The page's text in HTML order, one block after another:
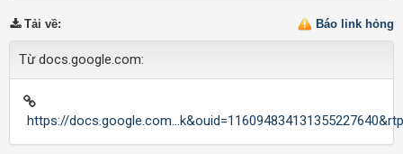
Báo link hỏng
Tải về:
Từ docs.google.com:
https://